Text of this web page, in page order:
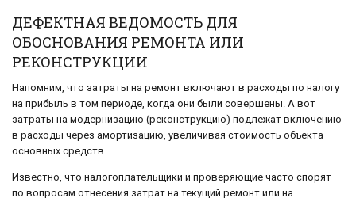
ДЕФЕКТНАЯ ВЕДОМОСТЬ ДЛЯ
ОБОСНОВАНИЯ РЕМОНТА ИЛИ
РЕКОНСТРУКЦИИ
Напомним, что затраты на ремонт включают в расходы по налогу
на прибыль в том периоде, когда они были совершены. А вот
затраты на модернизацию (реконструкцию) подлежат включению
в расходы через амортизацию, увеличивая стоимость объекта
основных средств.
Известно, что налогоплательщики и проверяющие часто спорят
по вопросам отнесения затрат на текущий ремонт или на